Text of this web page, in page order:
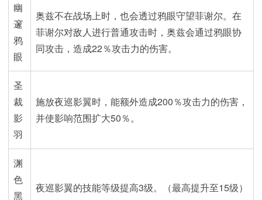
幽
邃
鸦
眼
奥兹不在战场上时，也会透过鸦眼守望菲谢尔。在
菲谢尔对敌人进行普通攻击时，奥兹会通过鸦眼协
同攻击，造成22％攻击力的伤害。
圣
裁
影
羽
施放夜巡影翼时，能额外造成200％攻击力的伤害，
并使影响范围扩大50％。
渊
色
黑
夜巡影翼的技能等级提高3级。（最高提升至15级）